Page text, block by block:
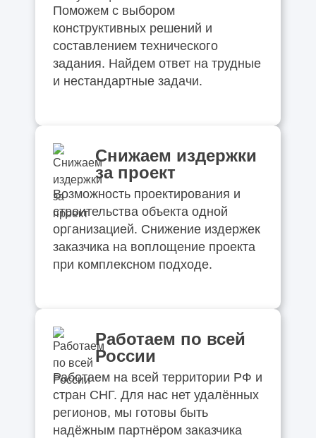
Поможем с выбором
конструктивных решений и
составлением технического
задания. Найдем ответ на трудные
и нестандартные задачи.
Снижаем издержки
за проект
Возможность проектирования и
строительства объекта одной
организацией. Снижение издержек
заказчика на воплощение проекта
при комплексном подходе.
Работаем по всей
России
Работаем на всей территории РФ и
стран СНГ. Для нас нет удалённых
регионов, мы готовы быть
надёжным партнёром заказчика